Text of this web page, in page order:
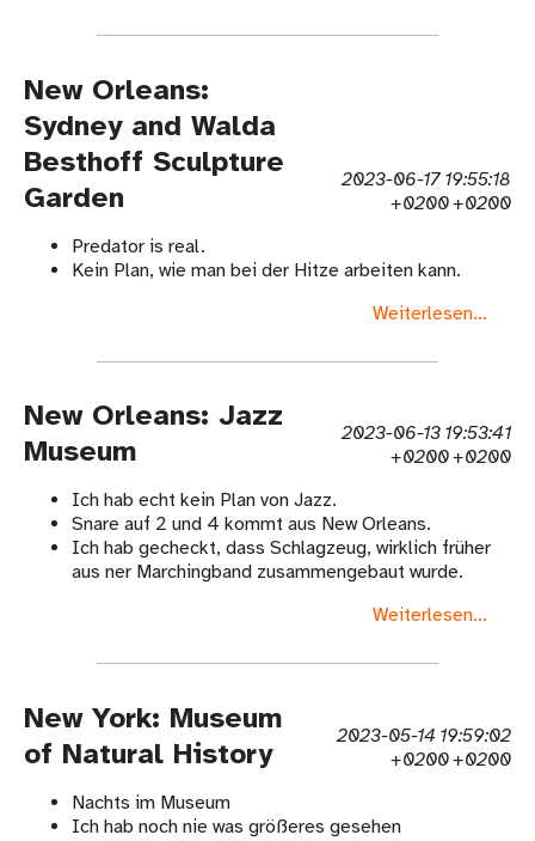
New Orleans:
Sydney and Walda
Besthoff Sculpture
Garden
2023-06-17 19:55:18
+0200 +0200
Predator is real.
Kein Plan, wie man bei der Hitze arbeiten kann.
Weiterlesen...
New Orleans: Jazz
Museum
2023-06-13 19:53:41
+0200 +0200
Ich hab echt kein Plan von Jazz.
Snare auf 2 und 4 kommt aus New Orleans.
Ich hab gecheckt, dass Schlagzeug, wirklich früher
aus ner Marchingband zusammengebaut wurde.
Weiterlesen...
New York: Museum
of Natural History
2023-05-14 19:59:02
+0200 +0200
Nachts im Museum
Ich hab noch nie was größeres gesehen